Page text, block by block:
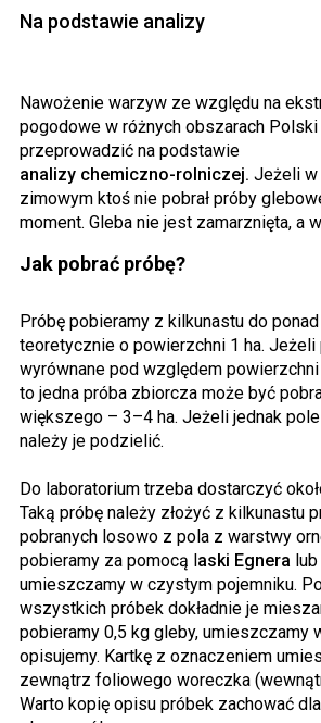
Na podstawie analizy
Nawożenie warzyw ze względu na
pogodowe w różnych obszarach Polski
przeprowadzić na podstawie
analizy chemiczno-rolniczej. Jeżeli w
zimowym ktoś nie pobrał próby
moment. Gleba nie jest zamarznięta, a
Jak pobrać próbę?
Próbę pobieramy z kilkunastu do
teoretycznie o powierzchni 1 ha.
wyrównane pod względem powierzchni
to jedna próba zbiorcza może być
większego – 3–4 ha. Jeżeli jednak
należy je podzielić.
Do laboratorium trzeba dostarczyć
Taką próbę należy złożyć z kilkunastu
pobranych losowo z pola z warstwy
pobieramy za pomocą laski Egnera
umieszczamy w czystym pojemniku.
wszystkich próbek dokładnie je
pobieramy 0,5 kg gleby, umieszczamy
opisujemy. Kartkę z oznaczeniem
zewnątrz foliowego woreczka
Warto kopię opisu próbek zachować